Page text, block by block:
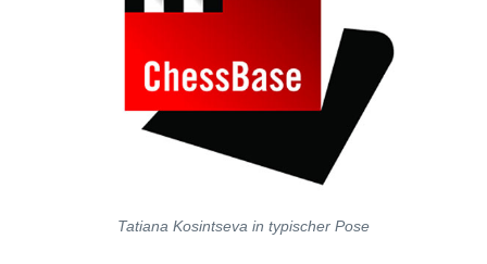
Tatiana Kosintseva in typischer Pose